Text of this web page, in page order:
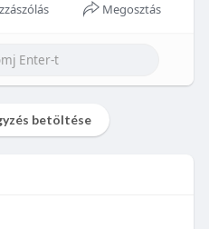
Megosztás
betöltése